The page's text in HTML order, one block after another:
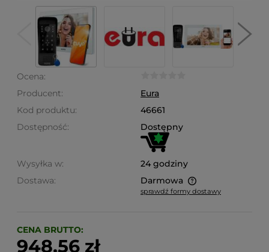
Ocena:
Producent:
Eura
Kod produktu:
46661
Dostępność:
Dostępny
Wysyłka w:
24 godziny
Dostawa:
Darmowa
Cena nie zawiera ewentualnych kosztów płatności
sprawdź formy dostawy
CENA BRUTTO:
948,56 zł